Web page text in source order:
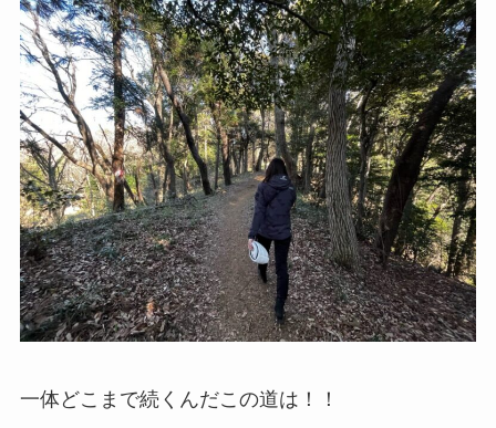
一体どこまで続くんだこの道は！！